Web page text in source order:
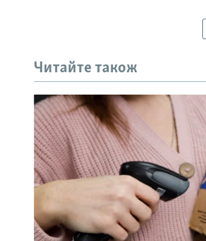
Читайте також